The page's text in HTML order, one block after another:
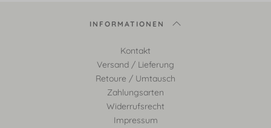
INFORMATIONEN
Kontakt
Versand / Lieferung
Retoure / Umtausch
Zahlungsarten
Widerrufsrecht
Impressum